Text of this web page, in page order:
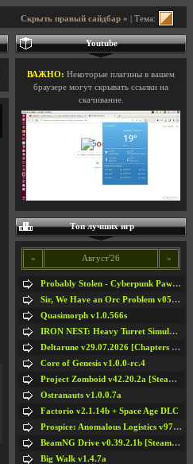
Скрыть правый сайдбар » | Тема:
Youtube
ВАЖНО: Некоторые плагины в вашем
браузере могут скрывать ссылки на
скачивание.
Топ лучших игр
« Август'26 »
Probably Stolen - Cyberpunk Pawnshop Simulator v048c [Playtest]
Sir, We Have an Orc Problem v05.08.2026
Quasimorph v1.0.566s
IRON NEST: Heavy Turret Simulator v1.0a
Deltarune v29.07.2026 [Chapters 1-5] / + RUS [Chapters 1-5]
Core of Genesis v1.0.0-rc.4
Project Zomboid v42.20.2a [Steam Early Access]
Ostranauts v1.0.0.7a
Factorio v2.1.14b + Space Age DLC
Prospice: Anomalous Logistics v97 [Playtest]
BeamNG Drive v0.39.2.1b [Steam Early Access]
Big Walk v1.4.7a